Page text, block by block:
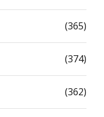
(365)
(374)
(362)